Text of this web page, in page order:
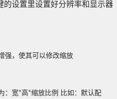
的设置里设置好分辨率和显示器
强，使其可以修改缩放
：宽*高*缩放比例 比如：默认配